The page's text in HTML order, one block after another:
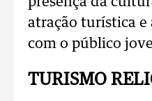
atração turística e
com o público
TURISMO